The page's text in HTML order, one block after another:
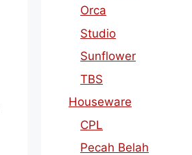
Orca
Studio
Sunflower
TBS
Houseware
CPL
Pecah Belah